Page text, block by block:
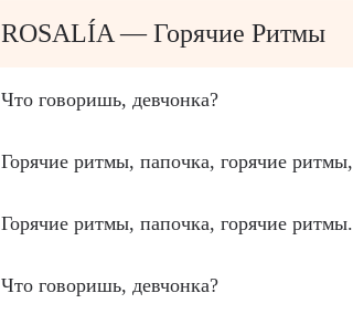
ROSALÍA — Горячие Ритмы
Что говоришь, девчонка?
Горячие ритмы, папочка, горячие ритмы,
Горячие ритмы, папочка, горячие ритмы.
Что говоришь, девчонка?